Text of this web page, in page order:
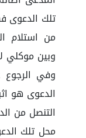
تلك الدعوى
من استلام
وبين موكلي
وفي
الدعوى هو
التنصل من
محل تلك